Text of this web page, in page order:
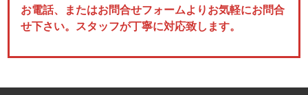
お電話、またはお問合せフォームよりお気軽にお問合
せ下さい。スタッフが丁寧に対応致します。